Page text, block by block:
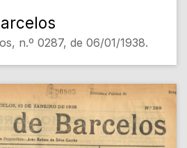
n.º 0287, de 06/01/1938.